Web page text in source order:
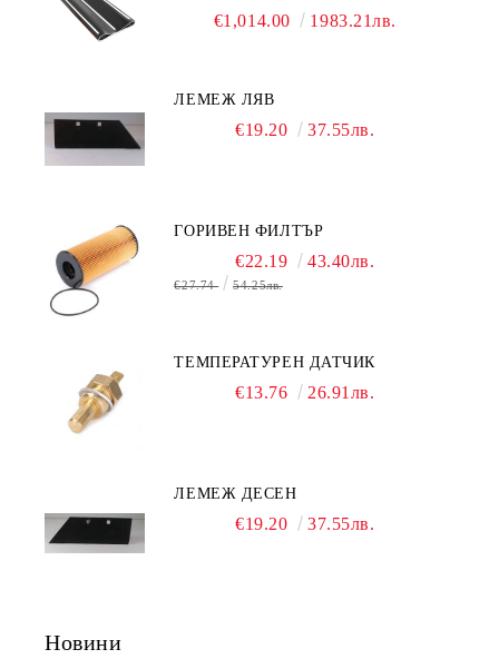
€1,014.00 1983.21лв.
ЛЕМЕЖ ЛЯВ
€19.20 37.55лв.
ГОРИВЕН ФИЛТЪР
€22.19 43.40лв.
€27.74 54.25лв.
ТЕМПЕРАТУРЕН ДАТЧИК
€13.76 26.91лв.
ЛЕМЕЖ ДЕСЕН
€19.20 37.55лв.
Новини